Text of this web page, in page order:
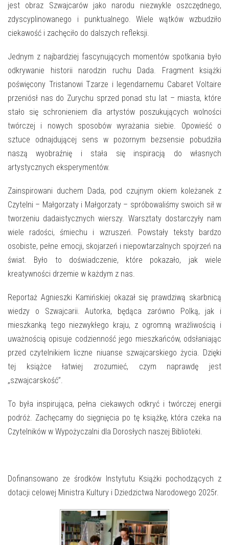
jest obraz Szwajcarów jako narodu niezwykle oszczędnego,
zdyscyplinowanego i punktualnego. Wiele wątków wzbudziło
ciekawość i zachęciło do dalszych refleksji.
Jednym z najbardziej fascynujących momentów spotkania było
odkrywanie historii narodzin ruchu Dada. Fragment książki
poświęcony Tristanowi Tzarze i legendarnemu Cabaret Voltaire
przeniósł nas do Zurychu sprzed ponad stu lat – miasta, które
stało się schronieniem dla artystów poszukujących wolności
twórczej i nowych sposobów wyrażania siebie. Opowieść o
sztuce odnajdującej sens w pozornym bezsensie pobudziła
naszą wyobraźnię i stała się inspiracją do własnych
artystycznych eksperymentów.
Zainspirowani duchem Dada, pod czujnym okiem koleżanek z
Czytelni – Małgorzaty i Małgorzaty – spróbowaliśmy swoich sił w
tworzeniu dadaistycznych wierszy. Warsztaty dostarczyły nam
wiele radości, śmiechu i wzruszeń. Powstały teksty bardzo
osobiste, pełne emocji, skojarzeń i niepowtarzalnych spojrzeń na
świat. Było to doświadczenie, które pokazało, jak wiele
kreatywności drzemie w każdym z nas.
Reportaż Agnieszki Kamińskiej okazał się prawdziwą skarbnicą
wiedzy o Szwajcarii. Autorka, będąca zarówno Polką, jak i
mieszkanką tego niezwykłego kraju, z ogromną wrażliwością i
uważnością opisuje codzienność jego mieszkańców, odsłaniając
przed czytelnikiem liczne niuanse szwajcarskiego życia. Dzięki
tej książce łatwiej zrozumieć, czym naprawdę jest
„szwajcarskość”.
To była inspirująca, pełna ciekawych odkryć i twórczej energii
podróż. Zachęcamy do sięgnięcia po tę książkę, która czeka na
Czytelników w Wypożyczalni dla Dorosłych naszej Biblioteki.
Dofinansowano ze środków Instytutu Książki pochodzących z
dotacji celowej Ministra Kultury i Dziedzictwa Narodowego 2025r.